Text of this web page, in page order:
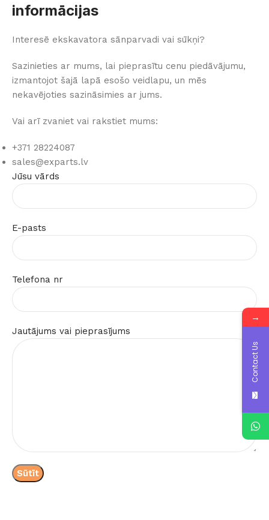
informācijas
Interesē ekskavatora sānparvadi vai sūkņi?
Sazinieties ar mums, lai pieprasītu cenu piedāvājumu,
izmantojot šajā lapā esošo veidlapu, un mēs
nekavējoties sazināsimies ar jums.
Vai arī zvaniet vai rakstiet mums:
+371 28224087
sales@exparts.lv
Jūsu vārds
E-pasts
Telefona nr
Jautājums vai pieprasījums
→
Contact Us